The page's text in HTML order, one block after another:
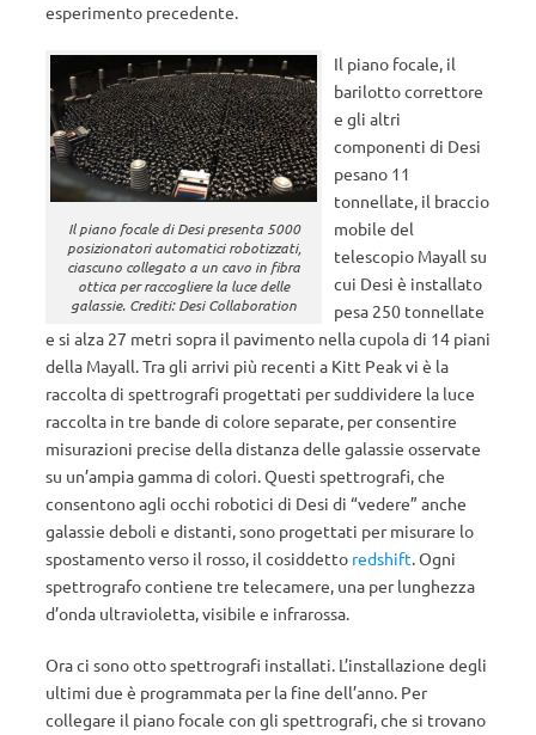
esperimento precedente.
Il piano focale di Desi presenta 5000
posizionatori automatici robotizzati,
ciascuno collegato a un cavo in fibra
ottica per raccogliere la luce delle
galassie. Crediti: Desi Collaboration
Il piano focale, il
barilotto correttore
e gli altri
componenti di Desi
pesano 11
tonnellate, il braccio
mobile del
telescopio Mayall su
cui Desi è installato
pesa 250 tonnellate
e si alza 27 metri sopra il pavimento nella cupola di 14 piani
della Mayall. Tra gli arrivi più recenti a Kitt Peak vi è la
raccolta di spettrografi progettati per suddividere la luce
raccolta in tre bande di colore separate, per consentire
misurazioni precise della distanza delle galassie osservate
su un’ampia gamma di colori. Questi spettrografi, che
consentono agli occhi robotici di Desi di “vedere” anche
galassie deboli e distanti, sono progettati per misurare lo
spostamento verso il rosso, il cosiddetto redshift. Ogni
spettrografo contiene tre telecamere, una per lunghezza
d’onda ultravioletta, visibile e infrarossa.
Ora ci sono otto spettrografi installati. L’installazione degli
ultimi due è programmata per la fine dell’anno. Per
collegare il piano focale con gli spettrografi, che si trovano